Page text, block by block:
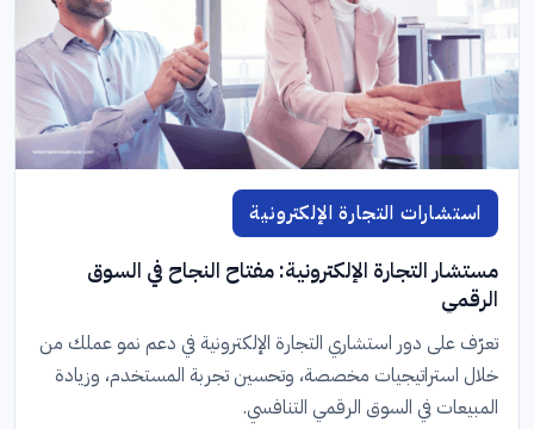
استشارات التجارة الإلكترونية
مستشار التجارة الإلكترونية: مفتاح النجاح في السوق
الرقمي
تعرّف على دور استشاري التجارة الإلكترونية في دعم نمو عملك من
خلال استراتيجيات مخصصة، وتحسين تجربة المستخدم، وزيادة
المبيعات في السوق الرقمي التنافسي.